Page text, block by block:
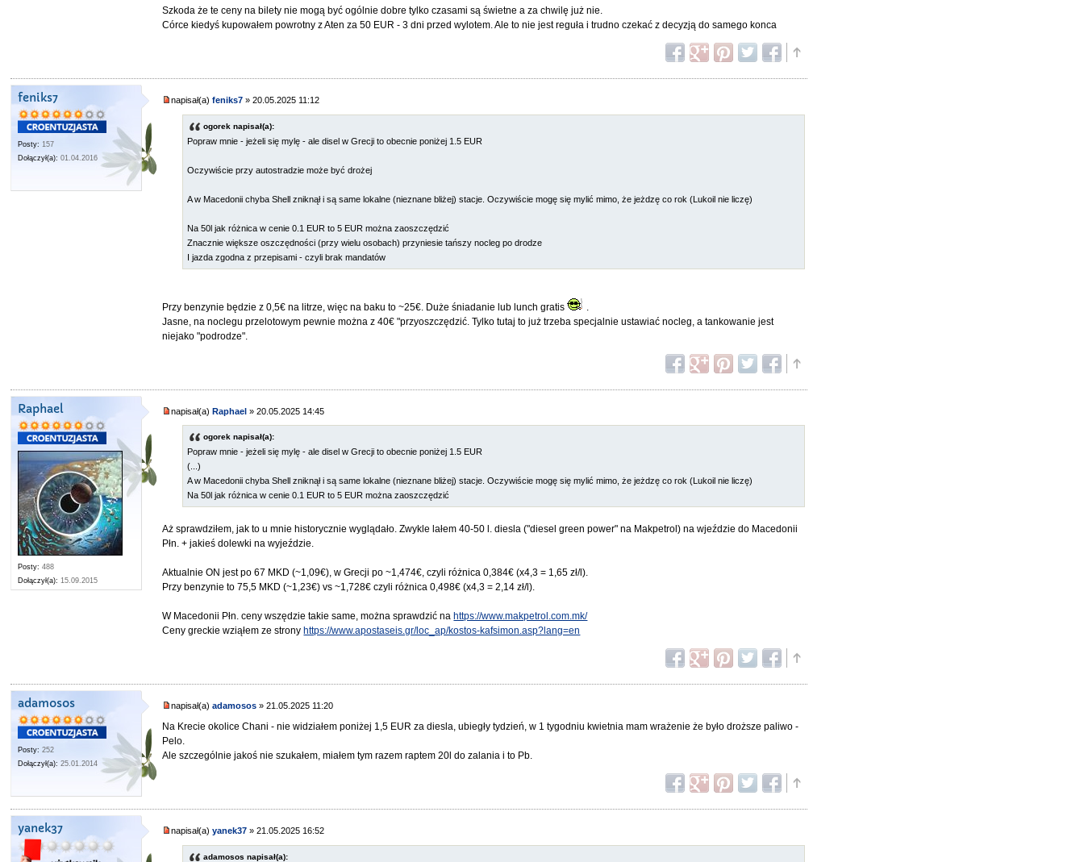
Szkoda że te ceny na bilety nie mogą być ogólnie dobre tylko czasami są świetne a za chwilę już nie.
Córce kiedyś kupowałem powrotny z Aten za 50 EUR - 3 dni przed wylotem. Ale to nie jest reguła i trudno czekać z decyzją do samego konca
feniks7
Posty: 157
Dołączył(a): 01.04.2016
napisał(a)feniks7 » 20.05.2025 11:12
ogorek napisał(a):
Popraw mnie - jeżeli się mylę - ale disel w Grecji to obecnie poniżej 1.5 EUR
Oczywiście przy autostradzie może być drożej
A w Macedonii chyba Shell zniknął i są same lokalne (nieznane bliżej) stacje. Oczywiście mogę się mylić mimo, że jeżdzę co rok (Lukoil nie liczę)
Na 50l jak różnica w cenie 0.1 EUR to 5 EUR można zaoszczędzić
Znacznie większe oszczędności (przy wielu osobach) przyniesie tańszy nocleg po drodze
I jazda zgodna z przepisami - czyli brak mandatów
Przy benzynie będzie z 0,5€ na litrze, więc na baku to ~25€. Duże śniadanie lub lunch gratis
Jasne, na noclegu przelotowym pewnie można z 40€ "przyoszczędzić. Tylko tutaj to już trzeba specjalnie ustawiać nocleg, a tankowanie jest
niejako "podrodze".
Raphael
Posty: 488
Dołączył(a): 15.09.2015
napisał(a)Raphael » 20.05.2025 14:45
ogorek napisał(a):
Popraw mnie - jeżeli się mylę - ale disel w Grecji to obecnie poniżej 1.5 EUR
(...)
A w Macedonii chyba Shell zniknął i są same lokalne (nieznane bliżej) stacje. Oczywiście mogę się mylić mimo, że jeżdzę co rok (Lukoil nie liczę)
Na 50l jak różnica w cenie 0.1 EUR to 5 EUR można zaoszczędzić
Aż sprawdziłem, jak to u mnie historycznie wyglądało. Zwykle lałem 40-50 l. diesla ("diesel green power" na Makpetrol) na wjeździe do Macedonii
Płn. + jakieś dolewki na wyjeździe.
Aktualnie ON jest po 67 MKD (~1,09€), w Grecji po ~1,474€, czyli różnica 0,384€ (x4,3 = 1,65 zł/l).
Przy benzynie to 75,5 MKD (~1,23€) vs ~1,728€ czyli różnica 0,498€ (x4,3 = 2,14 zł/l).
W Macedonii Płn. ceny wszędzie takie same, można sprawdzić na https://www.makpetrol.com.mk/
Ceny greckie wziąłem ze strony https://www.apostaseis.gr/loc_ap/kostos-kafsimon.asp?lang=en
adamosos
Posty: 252
Dołączył(a): 25.01.2014
napisał(a)adamosos » 21.05.2025 11:20
Na Krecie okolice Chani - nie widziałem poniżej 1,5 EUR za diesla, ubiegły tydzień, w 1 tygodniu kwietnia mam wrażenie że było droższe paliwo -
Pelo.
Ale szczególnie jakoś nie szukałem, miałem tym razem raptem 20l do zalania i to Pb.
yanek37 napisał(a)yanek37 » 21.05.2025 16:52
adamosos napisał(a):